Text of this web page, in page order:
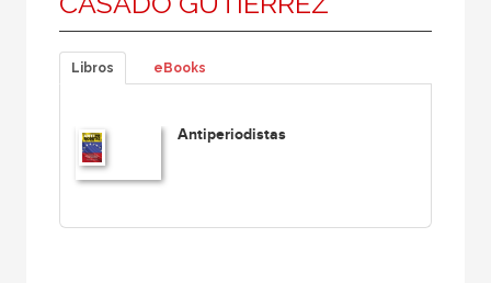
Libros eBooks
Antiperiodistas